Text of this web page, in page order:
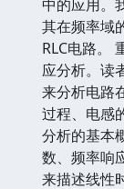
中的应用。
其在频率域
RLC电路。
应分析。读
来分析电路
过程、电感
分析的基本
数、频率响
来描述线性